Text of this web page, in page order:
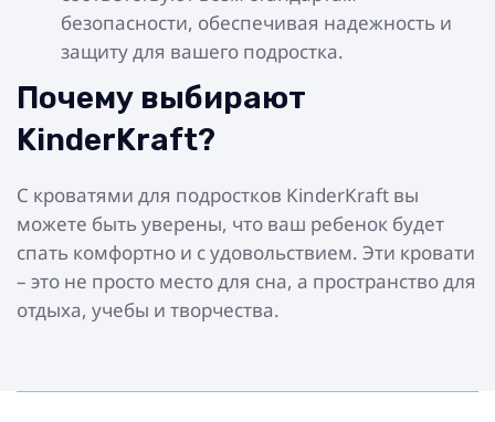
безопасности, обеспечивая надежность и
защиту для вашего подростка.
Почему выбирают
KinderKraft?
С кроватями для подростков KinderKraft вы
можете быть уверены, что ваш ребенок будет
спать комфортно и с удовольствием. Эти кровати
– это не просто место для сна, а пространство для
отдыха, учебы и творчества.